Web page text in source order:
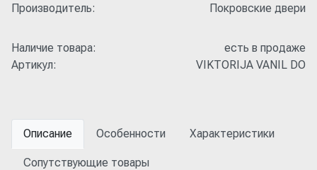
Производитель: Покровские двери
Наличие товара:
есть в продаже
Артикул:
VIKTORIJA VANIL DO
Описание Особенности Характеристики
Сопутствующие товары